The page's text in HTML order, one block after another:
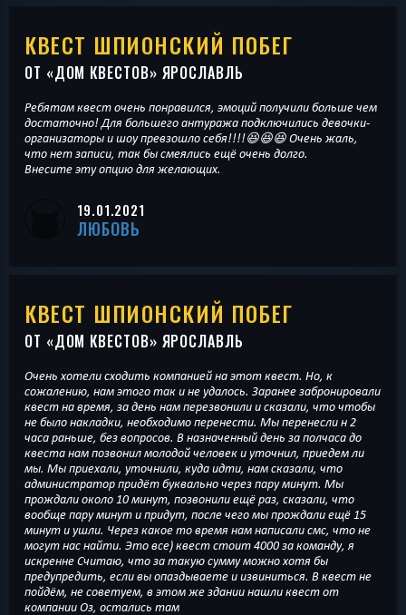
КВЕСТ ШПИОНСКИЙ ПОБЕГ
ОТ «ДОМ КВЕСТОВ» ЯРОСЛАВЛЬ
Ребятам квест очень понравился, эмоций получили больше чем
достаточно! Для большего антуража подключились девочки-
организаторы и шоу превзошло себя!!!!😆😆😆 Очень жаль,
что нет записи, так бы смеялись ещё очень долго.
Внесите эту опцию для желающих.
19.01.2021
ЛЮБОВЬ
КВЕСТ ШПИОНСКИЙ ПОБЕГ
ОТ «ДОМ КВЕСТОВ» ЯРОСЛАВЛЬ
Очень хотели сходить компанией на этот квест. Но, к
сожалению, нам этого так и не удалось. Заранее забронировали
квест на время, за день нам перезвонили и сказали, что чтобы
не было накладки, необходимо перенести. Мы перенесли н 2
часа раньше, без вопросов. В назначенный день за полчаса до
квеста нам позвонил молодой человек и уточнил, приедем ли
мы. Мы приехали, уточнили, куда идти, нам сказали, что
администратор придёт буквально через пару минут. Мы
прождали около 10 минут, позвонили ещё раз, сказали, что
вообще пару минут и придут, после чего мы прождали ещё 15
минут и ушли. Через какое то время нам написали смс, что не
могут нас найти. Это все) квест стоит 4000 за команду, я
искренне Считаю, что за такую сумму можно хотя бы
предупредить, если вы опаздываете и извиниться. В квест не
пойдём, не советуем, в этом же здании нашли квест от
компании Оз, остались там